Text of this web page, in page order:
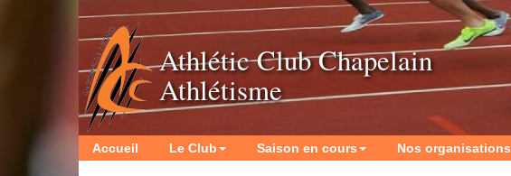
Athlétic Club Chapelain
Athlétisme
Accueil Le Club Saison en cours Nos organisations